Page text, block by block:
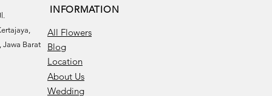
Jawa Barat
INFORMATION
All Flowers
Blog
Location
About Us
Wedding